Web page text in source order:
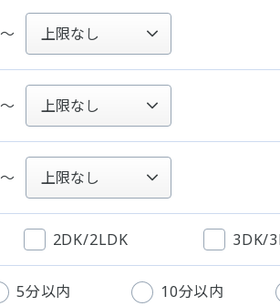
〜
～
～
2DK/2LDK 3DK/
5分以内 10分以内